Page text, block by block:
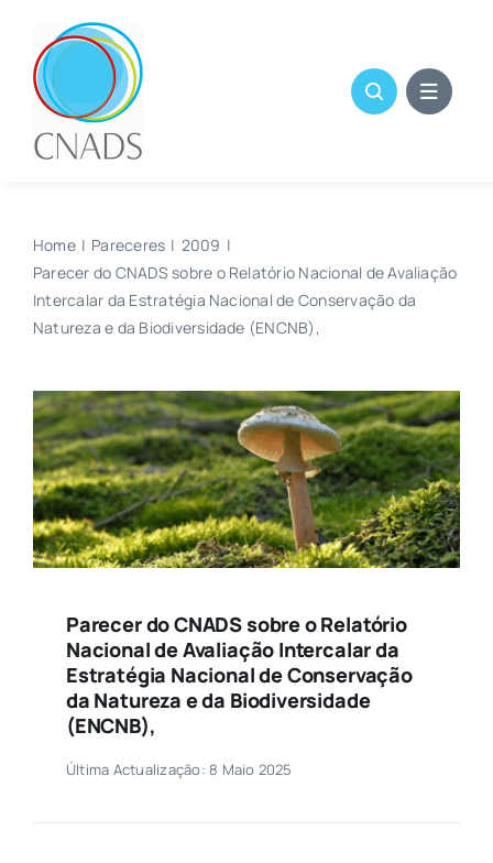
content
Home Pareceres
2009
Parecer do CNADS sobre o Relatório Nacional de Avaliação
Intercalar da Estratégia Nacional de Conservação da
Natureza e da Biodiversidade (ENCNB),
Parecer do CNADS sobre o Relatório
Nacional de Avaliação Intercalar da
Estratégia Nacional de Conservação
da Natureza e da Biodiversidade
(ENCNB),
Última Actualização: 8 Maio 2025